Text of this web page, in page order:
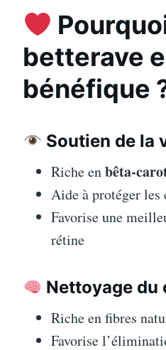
betterave
bénéfique
Soutien de la
Riche enbêta-
Aide à protéger les
Favorise une
rétine
Nettoyage du
Riche en fibres
Favorise